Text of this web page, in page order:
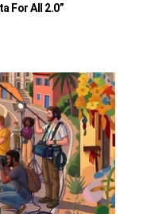
For All 2.0”